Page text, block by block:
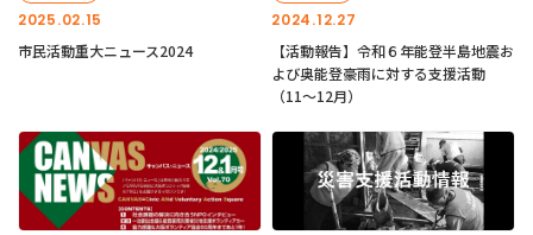
2025.02.15
市民活動重大ニュース2024
2024.12.27
【活動報告】令和６年能登半島地震お
よび奥能登豪雨に対する支援活動
（11〜12月）